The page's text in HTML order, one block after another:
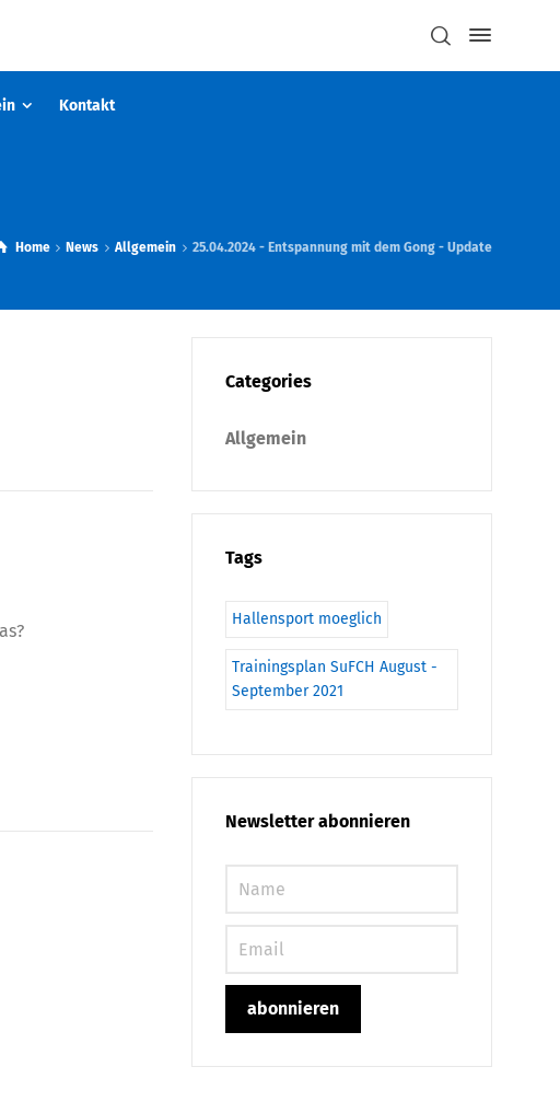
Kontakt
Home News Allgemein 25.04.2024 - Entspannung mit dem Gong - Update
Categories
Allgemein
Tags
Hallensport moeglich
Trainingsplan SuFCH August -
September 2021
Newsletter abonnieren